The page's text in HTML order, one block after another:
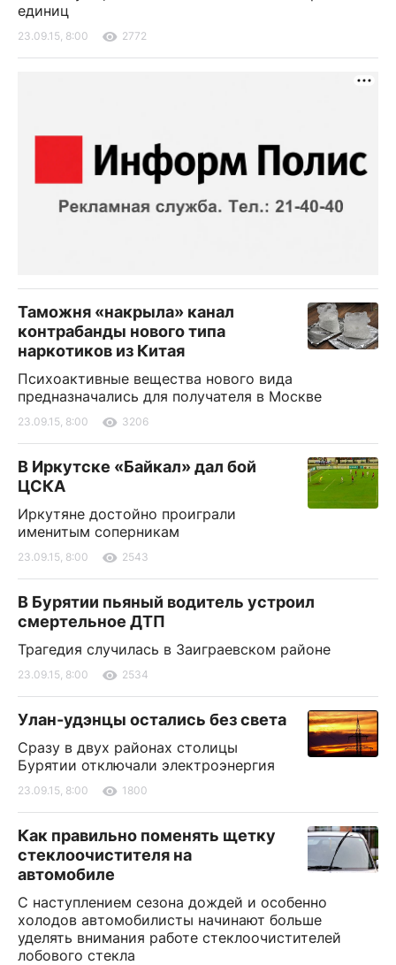
единиц
23.09.15, 8:00 2772
Таможня «накрыла» канал
контрабанды нового типа
наркотиков из Китая
Психоактивные вещества нового вида
предназначались для получателя в Москве
23.09.15, 8:00 3206
В Иркутске «Байкал» дал бой
ЦСКА
Иркутяне достойно проиграли
именитым соперникам
23.09.15, 8:00 2543
В Бурятии пьяный водитель устроил
смертельное ДТП
Трагедия случилась в Заиграевском районе
23.09.15, 8:00 2534
Улан-удэнцы остались без света
Сразу в двух районах столицы
Бурятии отключали электроэнергия
23.09.15, 8:00 1800
Как правильно поменять щетку
стеклоочистителя на
автомобиле
С наступлением сезона дождей и особенно
холодов автомобилисты начинают больше
уделять внимания работе стеклоочистителей
лобового стекла